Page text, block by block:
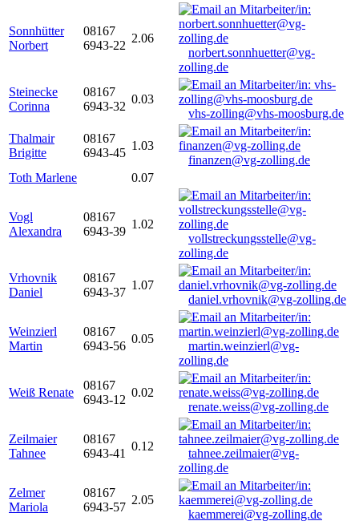
Sonnhütter
Norbert
08167
6943-22
2.06
norbert.sonnhuetter@vg-
zolling.de
Steinecke
Corinna
08167
6943-32
0.03
vhs-zolling@vhs-moosburg.de
Thalmair
Brigitte
08167
6943-45
1.03
finanzen@vg-zolling.de
Toth Marlene
0.07
Vogl
Alexandra
08167
6943-39
1.02
vollstreckungsstelle@vg-
zolling.de
Vrhovnik
Daniel
08167
6943-37
1.07
daniel.vrhovnik@vg-zolling.de
Weinzierl
Martin
08167
6943-56
0.05
martin.weinzierl@vg-
zolling.de
Weiß Renate
08167
6943-12
0.02
renate.weiss@vg-zolling.de
Zeilmaier
Tahnee
08167
6943-41
0.12
tahnee.zeilmaier@vg-
zolling.de
Zelmer
Mariola
08167
6943-57
2.05
kaemmerei@vg-zolling.de